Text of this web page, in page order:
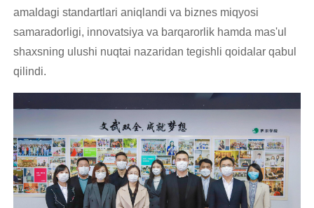
amaldagi standartlari aniqlandi va biznes miqyosi
samaradorligi, innovatsiya va barqarorlik hamda mas'ul
shaxsning ulushi nuqtai nazaridan tegishli qoidalar qabul
qilindi.